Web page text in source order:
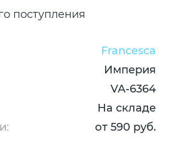
поступления
Francesca
Империя
VA-6364
На складе
от 590 руб.